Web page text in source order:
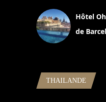
Hôtel
de
THAILANDE